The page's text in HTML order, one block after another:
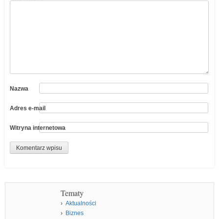
Nazwa
Adres e-mail
Witryna internetowa
Tematy
Aktualności
Biznes